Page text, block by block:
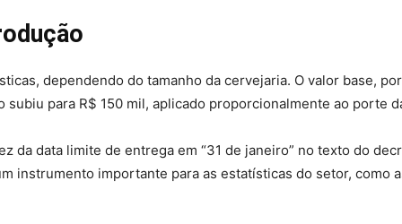
dependendo do tamanho da cervejaria. O valor base,
subiu para R$ 150 mil, aplicado proporcionalmente ao porte
da data limite de entrega em “31 de janeiro” no texto do
instrumento importante para as estatísticas do setor, como